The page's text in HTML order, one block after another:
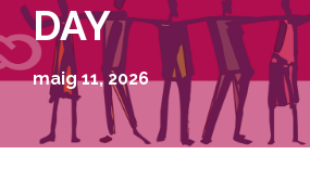
DAY
maig 11, 2026